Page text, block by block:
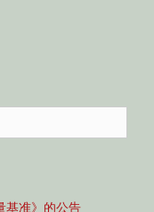
基准》的公告